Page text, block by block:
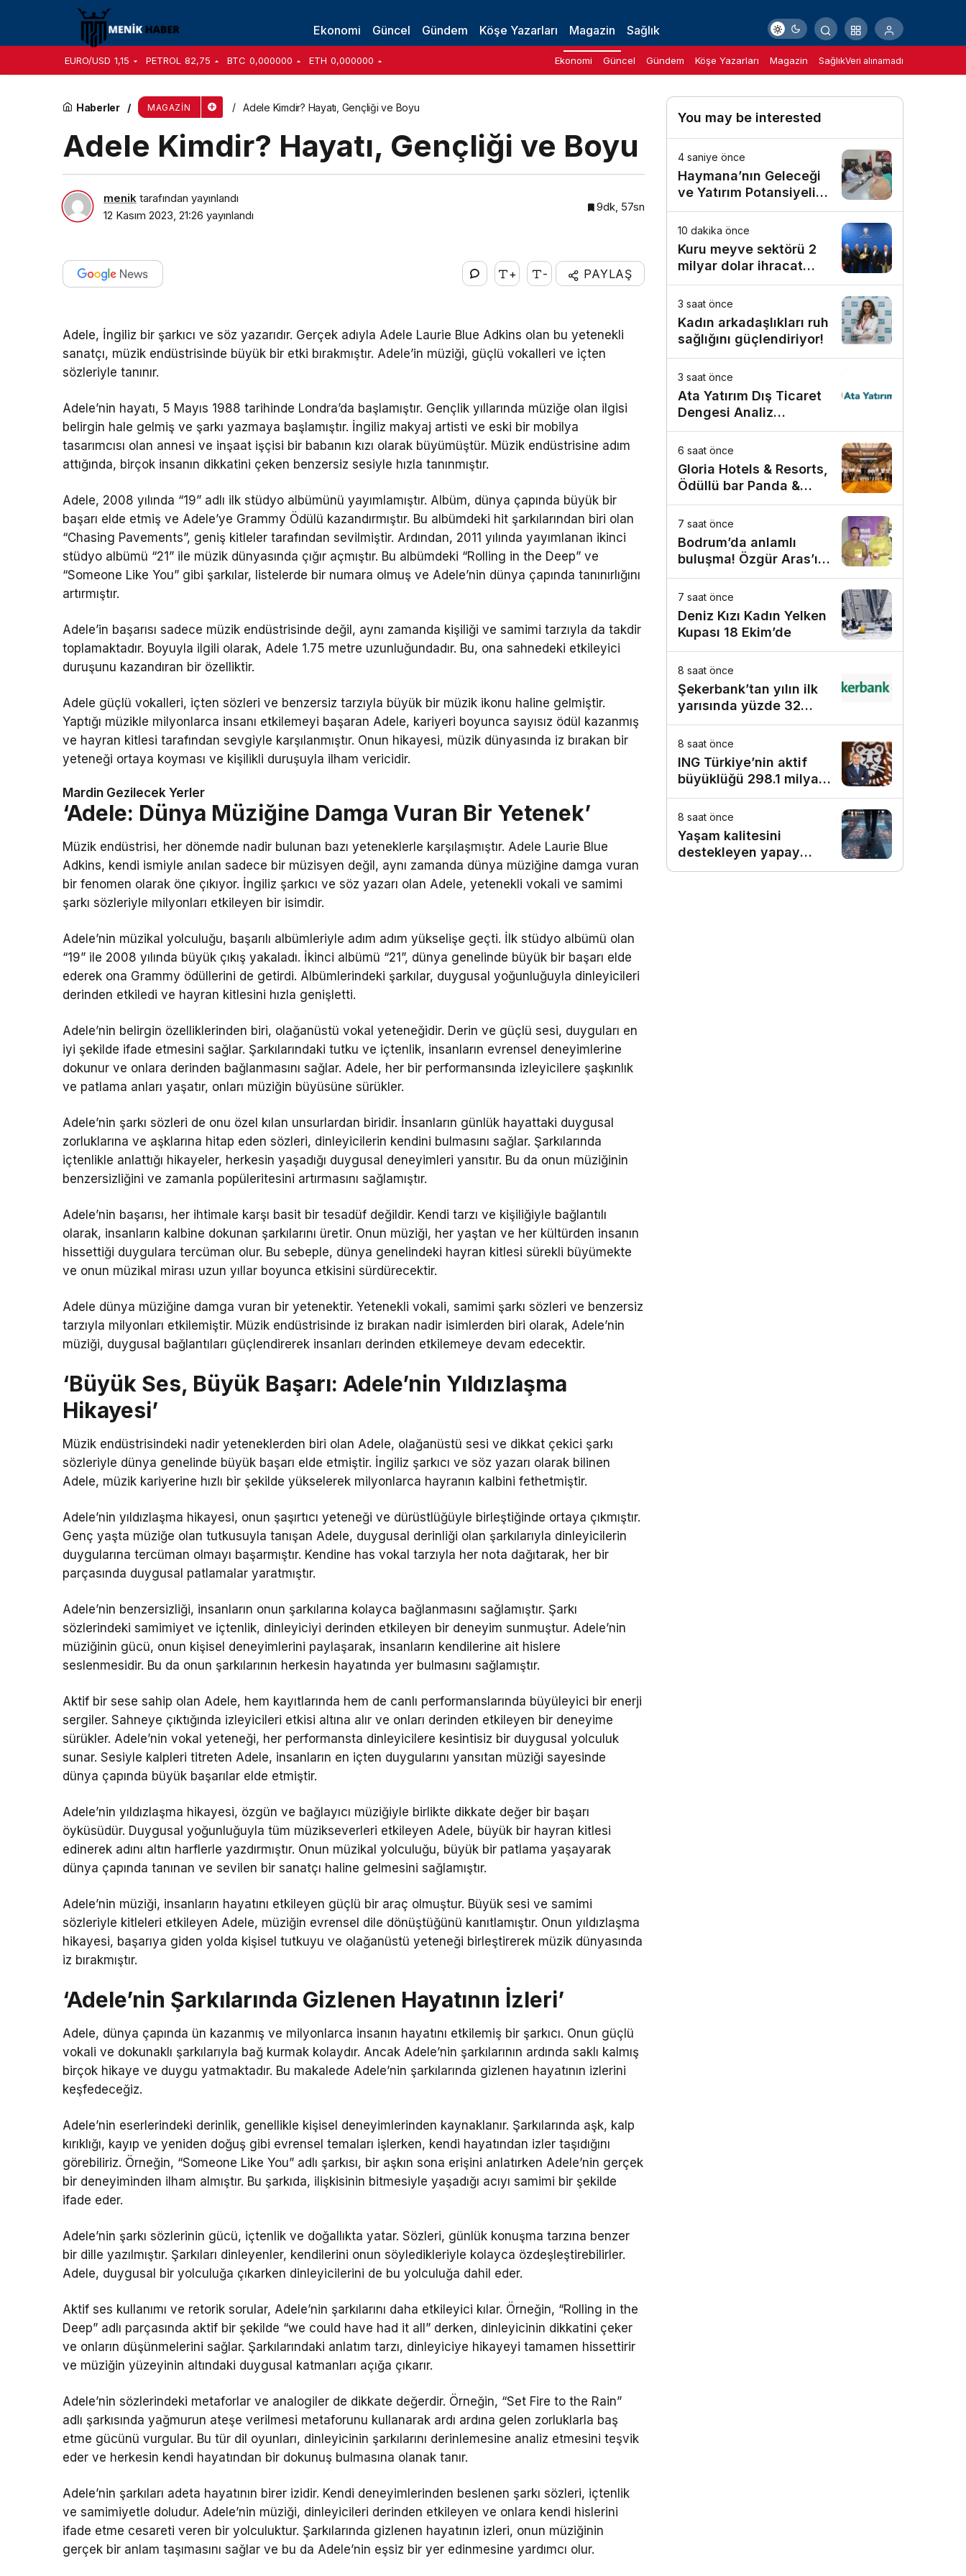
Ekonomi Güncel Gündem Köşe Yazarları Magazin Sağlık
EURO/USD 1,15 PETROL 82,75 BTC 0,000000 ETH 0,000000 Ekonomi Güncel Gündem Köşe Yazarları Magazin SağlıkVeri alınamadı
Haberler MAGAZIN Adele Kimdir? Hayatı, Gençliği ve Boyu
Adele Kimdir? Hayatı, Gençliği ve Boyu
menik tarafından yayınlandı
12 Kasım 2023, 21:26 yayınlandı
9dk, 57sn
+ - PAYLAŞ
Adele, İngiliz bir şarkıcı ve söz yazarıdır. Gerçek adıyla Adele Laurie Blue Adkins olan bu yetenekli
sanatçı, müzik endüstrisinde büyük bir etki bırakmıştır. Adele’in müziği, güçlü vokalleri ve içten
sözleriyle tanınır.
Adele’nin hayatı, 5 Mayıs 1988 tarihinde Londra’da başlamıştır. Gençlik yıllarında müziğe olan ilgisi
belirgin hale gelmiş ve şarkı yazmaya başlamıştır. İngiliz makyaj artisti ve eski bir mobilya
tasarımcısı olan annesi ve inşaat işçisi bir babanın kızı olarak büyümüştür. Müzik endüstrisine adım
attığında, birçok insanın dikkatini çeken benzersiz sesiyle hızla tanınmıştır.
Adele, 2008 yılında “19” adlı ilk stüdyo albümünü yayımlamıştır. Albüm, dünya çapında büyük bir
başarı elde etmiş ve Adele’ye Grammy Ödülü kazandırmıştır. Bu albümdeki hit şarkılarından biri olan
“Chasing Pavements”, geniş kitleler tarafından sevilmiştir. Ardından, 2011 yılında yayımlanan ikinci
stüdyo albümü “21” ile müzik dünyasında çığır açmıştır. Bu albümdeki “Rolling in the Deep” ve
“Someone Like You” gibi şarkılar, listelerde bir numara olmuş ve Adele’nin dünya çapında tanınırlığını
artırmıştır.
Adele’in başarısı sadece müzik endüstrisinde değil, aynı zamanda kişiliği ve samimi tarzıyla da takdir
toplamaktadır. Boyuyla ilgili olarak, Adele 1.75 metre uzunluğundadır. Bu, ona sahnedeki etkileyici
duruşunu kazandıran bir özelliktir.
Adele güçlü vokalleri, içten sözleri ve benzersiz tarzıyla büyük bir müzik ikonu haline gelmiştir.
Yaptığı müzikle milyonlarca insanı etkilemeyi başaran Adele, kariyeri boyunca sayısız ödül kazanmış
ve hayran kitlesi tarafından sevgiyle karşılanmıştır. Onun hikayesi, müzik dünyasında iz bırakan bir
yeteneği ortaya koyması ve kişilikli duruşuyla ilham vericidir.
Mardin Gezilecek Yerler
‘Adele: Dünya Müziğine Damga Vuran Bir Yetenek’
Müzik endüstrisi, her dönemde nadir bulunan bazı yeteneklerle karşılaşmıştır. Adele Laurie Blue
Adkins, kendi ismiyle anılan sadece bir müzisyen değil, aynı zamanda dünya müziğine damga vuran
bir fenomen olarak öne çıkıyor. İngiliz şarkıcı ve söz yazarı olan Adele, yetenekli vokali ve samimi
şarkı sözleriyle milyonları etkileyen bir isimdir.
Adele’nin müzikal yolculuğu, başarılı albümleriyle adım adım yükselişe geçti. İlk stüdyo albümü olan
“19” ile 2008 yılında büyük çıkış yakaladı. İkinci albümü “21”, dünya genelinde büyük bir başarı elde
ederek ona Grammy ödüllerini de getirdi. Albümlerindeki şarkılar, duygusal yoğunluğuyla dinleyicileri
derinden etkiledi ve hayran kitlesini hızla genişletti.
Adele’nin belirgin özelliklerinden biri, olağanüstü vokal yeteneğidir. Derin ve güçlü sesi, duyguları en
iyi şekilde ifade etmesini sağlar. Şarkılarındaki tutku ve içtenlik, insanların evrensel deneyimlerine
dokunur ve onlara derinden bağlanmasını sağlar. Adele, her bir performansında izleyicilere şaşkınlık
ve patlama anları yaşatır, onları müziğin büyüsüne sürükler.
Adele’nin şarkı sözleri de onu özel kılan unsurlardan biridir. İnsanların günlük hayattaki duygusal
zorluklarına ve aşklarına hitap eden sözleri, dinleyicilerin kendini bulmasını sağlar. Şarkılarında
içtenlikle anlattığı hikayeler, herkesin yaşadığı duygusal deneyimleri yansıtır. Bu da onun müziğinin
benzersizliğini ve zamanla popüleritesini artırmasını sağlamıştır.
Adele’nin başarısı, her ihtimale karşı basit bir tesadüf değildir. Kendi tarzı ve kişiliğiyle bağlantılı
olarak, insanların kalbine dokunan şarkılarını üretir. Onun müziği, her yaştan ve her kültürden insanın
hissettiği duygulara tercüman olur. Bu sebeple, dünya genelindeki hayran kitlesi sürekli büyümekte
ve onun müzikal mirası uzun yıllar boyunca etkisini sürdürecektir.
Adele dünya müziğine damga vuran bir yetenektir. Yetenekli vokali, samimi şarkı sözleri ve benzersiz
tarzıyla milyonları etkilemiştir. Müzik endüstrisinde iz bırakan nadir isimlerden biri olarak, Adele’nin
müziği, duygusal bağlantıları güçlendirerek insanları derinden etkilemeye devam edecektir.
‘Büyük Ses, Büyük Başarı: Adele’nin Yıldızlaşma
Hikayesi’
Müzik endüstrisindeki nadir yeteneklerden biri olan Adele, olağanüstü sesi ve dikkat çekici şarkı
sözleriyle dünya genelinde büyük başarı elde etmiştir. İngiliz şarkıcı ve söz yazarı olarak bilinen
Adele, müzik kariyerine hızlı bir şekilde yükselerek milyonlarca hayranın kalbini fethetmiştir.
Adele’nin yıldızlaşma hikayesi, onun şaşırtıcı yeteneği ve dürüstlüğüyle birleştiğinde ortaya çıkmıştır.
Genç yaşta müziğe olan tutkusuyla tanışan Adele, duygusal derinliği olan şarkılarıyla dinleyicilerin
duygularına tercüman olmayı başarmıştır. Kendine has vokal tarzıyla her nota dağıtarak, her bir
parçasında duygusal patlamalar yaratmıştır.
Adele’nin benzersizliği, insanların onun şarkılarına kolayca bağlanmasını sağlamıştır. Şarkı
sözlerindeki samimiyet ve içtenlik, dinleyiciyi derinden etkileyen bir deneyim sunmuştur. Adele’nin
müziğinin gücü, onun kişisel deneyimlerini paylaşarak, insanların kendilerine ait hislere
seslenmesidir. Bu da onun şarkılarının herkesin hayatında yer bulmasını sağlamıştır.
Aktif bir sese sahip olan Adele, hem kayıtlarında hem de canlı performanslarında büyüleyici bir enerji
sergiler. Sahneye çıktığında izleyicileri etkisi altına alır ve onları derinden etkileyen bir deneyime
sürükler. Adele’nin vokal yeteneği, her performansta dinleyicilere kesintisiz bir duygusal yolculuk
sunar. Sesiyle kalpleri titreten Adele, insanların en içten duygularını yansıtan müziği sayesinde
dünya çapında büyük başarılar elde etmiştir.
Adele’nin yıldızlaşma hikayesi, özgün ve bağlayıcı müziğiyle birlikte dikkate değer bir başarı
öyküsüdür. Duygusal yoğunluğuyla tüm müzikseverleri etkileyen Adele, büyük bir hayran kitlesi
edinerek adını altın harflerle yazdırmıştır. Onun müzikal yolculuğu, büyük bir patlama yaşayarak
dünya çapında tanınan ve sevilen bir sanatçı haline gelmesini sağlamıştır.
Adele’nin müziği, insanların hayatını etkileyen güçlü bir araç olmuştur. Büyük sesi ve samimi
sözleriyle kitleleri etkileyen Adele, müziğin evrensel dile dönüştüğünü kanıtlamıştır. Onun yıldızlaşma
hikayesi, başarıya giden yolda kişisel tutkuyu ve olağanüstü yeteneği birleştirerek müzik dünyasında
iz bırakmıştır.
‘Adele’nin Şarkılarında Gizlenen Hayatının İzleri’
Adele, dünya çapında ün kazanmış ve milyonlarca insanın hayatını etkilemiş bir şarkıcı. Onun güçlü
vokali ve dokunaklı şarkılarıyla bağ kurmak kolaydır. Ancak Adele’nin şarkılarının ardında saklı kalmış
birçok hikaye ve duygu yatmaktadır. Bu makalede Adele’nin şarkılarında gizlenen hayatının izlerini
keşfedeceğiz.
Adele’nin eserlerindeki derinlik, genellikle kişisel deneyimlerinden kaynaklanır. Şarkılarında aşk, kalp
kırıklığı, kayıp ve yeniden doğuş gibi evrensel temaları işlerken, kendi hayatından izler taşıdığını
görebiliriz. Örneğin, “Someone Like You” adlı şarkısı, bir aşkın sona erişini anlatırken Adele’nin gerçek
bir deneyiminden ilham almıştır. Bu şarkıda, ilişkisinin bitmesiyle yaşadığı acıyı samimi bir şekilde
ifade eder.
Adele’nin şarkı sözlerinin gücü, içtenlik ve doğallıkta yatar. Sözleri, günlük konuşma tarzına benzer
bir dille yazılmıştır. Şarkıları dinleyenler, kendilerini onun söyledikleriyle kolayca özdeşleştirebilirler.
Adele, duygusal bir yolculuğa çıkarken dinleyicilerini de bu yolculuğa dahil eder.
Aktif ses kullanımı ve retorik sorular, Adele’nin şarkılarını daha etkileyici kılar. Örneğin, “Rolling in the
Deep” adlı parçasında aktif bir şekilde “we could have had it all” derken, dinleyicinin dikkatini çeker
ve onların düşünmelerini sağlar. Şarkılarındaki anlatım tarzı, dinleyiciye hikayeyi tamamen hissettirir
ve müziğin yüzeyinin altındaki duygusal katmanları açığa çıkarır.
Adele’nin sözlerindeki metaforlar ve analogiler de dikkate değerdir. Örneğin, “Set Fire to the Rain”
adlı şarkısında yağmurun ateşe verilmesi metaforunu kullanarak ardı ardına gelen zorluklarla baş
etme gücünü vurgular. Bu tür dil oyunları, dinleyicinin şarkılarını derinlemesine analiz etmesini teşvik
eder ve herkesin kendi hayatından bir dokunuş bulmasına olanak tanır.
Adele’nin şarkıları adeta hayatının birer izidir. Kendi deneyimlerinden beslenen şarkı sözleri, içtenlik
ve samimiyetle doludur. Adele’nin müziği, dinleyicileri derinden etkileyen ve onlara kendi hislerini
ifade etme cesareti veren bir yolculuktur. Şarkılarında gizlenen hayatının izleri, onun müziğinin
gerçek bir anlam taşımasını sağlar ve bu da Adele’nin eşsiz bir yer edinmesine yardımcı olur.
You may be interested
4 saniye önce
Haymana’nın Geleceği
ve Yatırım Potansiyeli
Masaya Yatırıldı
10 dakika önce
Kuru meyve sektörü 2
milyar dolar ihracat
hedefi için Ankara’dan
destek istedi
3 saat önce
Kadın arkadaşlıkları ruh
sağlığını güçlendiriyor!
3 saat önce
Ata Yatırım Dış Ticaret
Dengesi Analiz
Raporunu Yayımladı
6 saat önce
Gloria Hotels & Resorts,
Ödüllü bar Panda &
Sons ile unutulmaz bir
Miksoloji Gecesine İmza
Attı
7 saat önce
Bodrum’da anlamlı
buluşma! Özgür Aras’ın
çok konuşulan kitabı
yeni baskısını Titanic
Luxury Collection
Bodrum’da kutladı
7 saat önce
Deniz Kızı Kadın Yelken
Kupası 18 Ekim’de
8 saat önce
Şekerbank’tan yılın ilk
yarısında yüzde 32
büyüme
8 saat önce
ING Türkiye’nin aktif
büyüklüğü 298.1 milyar
TL’ye ulaştı
8 saat önce
Yaşam kalitesini
destekleyen yapay
zekâ hizmetleri akıllı
Ariana Grande Kimdir? Hayatı, Gençliği ve Boyu